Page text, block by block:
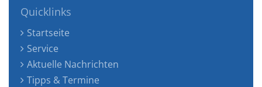
Quicklinks
Startseite
Service
Aktuelle Nachrichten
Tipps & Termine